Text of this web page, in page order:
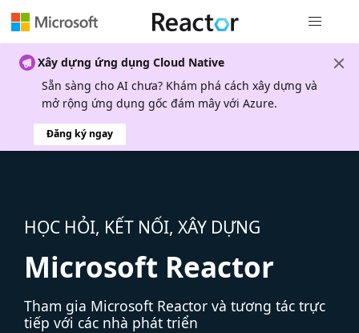
Xây dựng ứng dụng Cloud Native
Sẵn sàng cho AI chưa? Khám phá cách xây dựng và
mở rộng ứng dụng gốc đám mây với Azure.
Đăng ký ngay
HỌC HỎI, KẾT NỐI, XÂY DỰNG
Microsoft Reactor
Tham gia Microsoft Reactor và tương tác trực
tiếp với các nhà phát triển